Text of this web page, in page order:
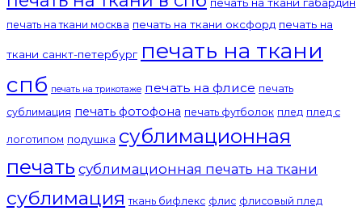
печать на ткани габардин
печать на ткани москва печать на ткани оксфорд печать на
ткани санкт-петербург печать на ткани
спб печать на трикотаже печать на флисе печать
сублимация печать фотофона печать футболок плед плед с
логотипом подушка сублимационная
печать сублимационная печать на ткани
сублимация ткань бифлекс флис флисовый плед